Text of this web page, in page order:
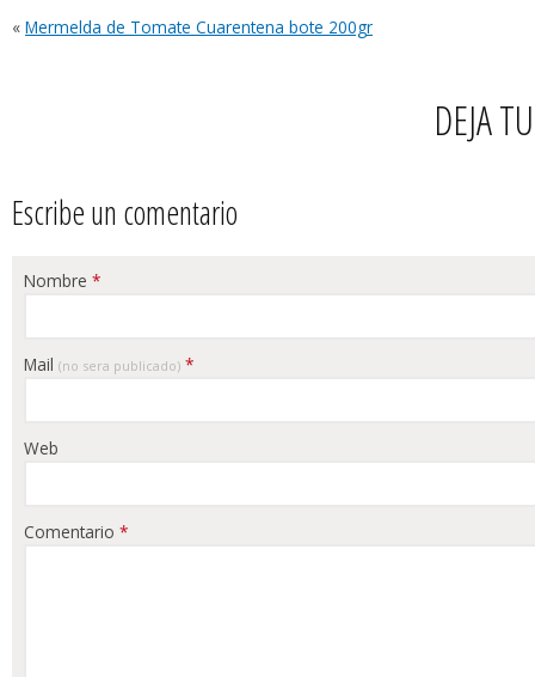
« Mermelda de Tomate Cuarentena bote 200gr
DEJA
Escribe un comentario
Nombre *
Mail (no sera publicado) *
Web
Comentario *